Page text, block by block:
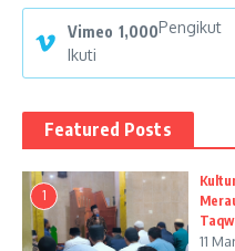
Vimeo 1,000Pengikut
Ikuti
Featured Posts
1
11